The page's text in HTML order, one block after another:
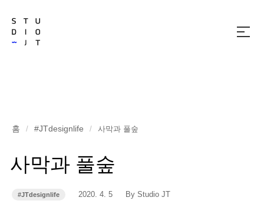
메
홈 / #JTdesignlife / 사막과 풀숲
사막과 풀숲
카
#JTdesignlife
작
2020. 4. 5
작
By Studio JT